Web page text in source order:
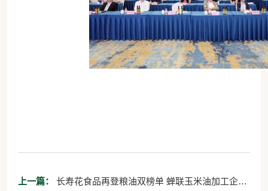
上一篇：